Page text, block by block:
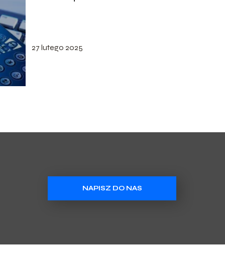
27 lutego 2025
NAPISZ DO NAS